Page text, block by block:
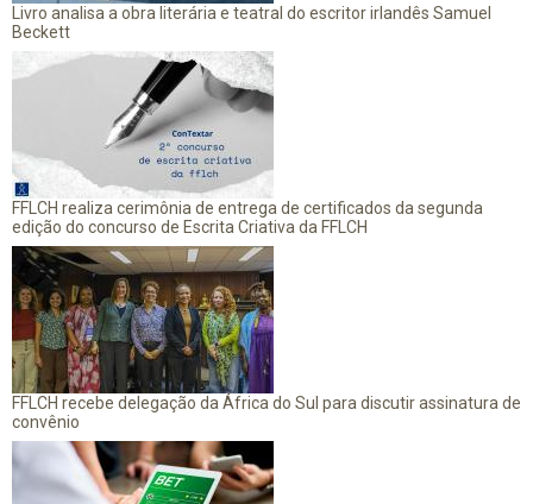
Livro analisa a obra literária e teatral do escritor irlandês Samuel
Beckett
FFLCH realiza cerimônia de entrega de certificados da segunda
edição do concurso de Escrita Criativa da FFLCH
FFLCH recebe delegação da África do Sul para discutir assinatura de
convênio